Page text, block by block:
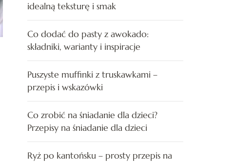
idealną teksturę i smak
Co dodać do pasty z awokado:
składniki, warianty i inspiracje
Puszyste muffinki z truskawkami –
przepis i wskazówki
Co zrobić na śniadanie dla dzieci?
Przepisy na śniadanie dla dzieci
Ryż po kantońsku – prosty przepis na